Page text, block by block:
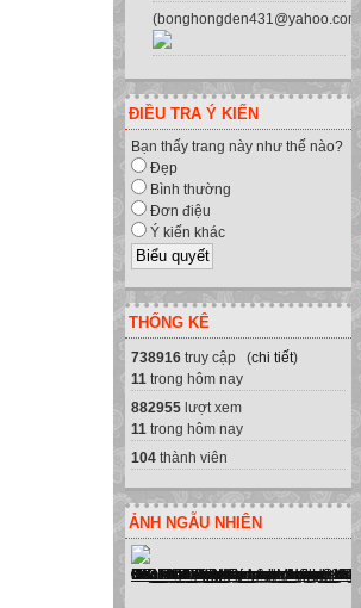
ĐIỀU TRA Ý KIẾN
Bạn thấy trang này như thế nào?
Đẹp
Bình thường
Đơn điệu
Ý kiến khác
THỐNG KÊ
738916 truy cập (chi tiết)
11 trong hôm nay
882955 lượt xem
11 trong hôm nay
104 thành viên
ẢNH NGẪU NHIÊN
chữa máy tính, máy